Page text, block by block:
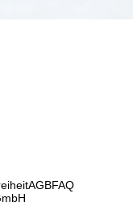
AGBFAQ